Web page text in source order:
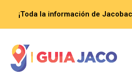
contenido
¡Toda la información de